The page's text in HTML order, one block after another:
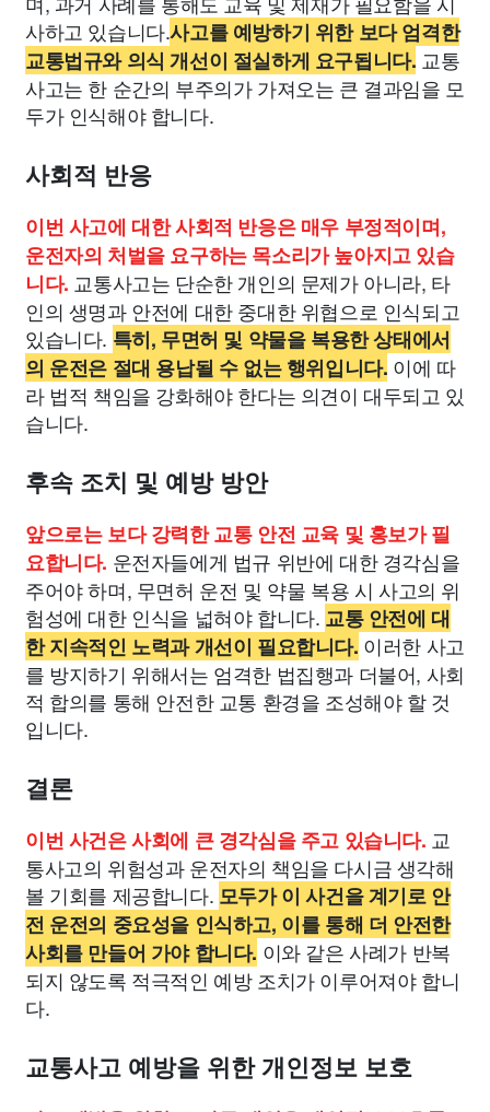
사하고 있습니다.사고를 예방하기 위한 보다 엄격한
교통법규와 의식 개선이 절실하게 요구됩니다. 교통
사고는 한 순간의 부주의가 가져오는 큰 결과임을 모
두가 인식해야 합니다.
사회적 반응
이번 사고에 대한 사회적 반응은 매우 부정적이며,
운전자의 처벌을 요구하는 목소리가 높아지고 있습
니다. 교통사고는 단순한 개인의 문제가 아니라, 타
인의 생명과 안전에 대한 중대한 위협으로 인식되고
있습니다. 특히, 무면허 및 약물을 복용한 상태에서
의 운전은 절대 용납될 수 없는 행위입니다. 이에 따
라 법적 책임을 강화해야 한다는 의견이 대두되고 있
습니다.
후속 조치 및 예방 방안
앞으로는 보다 강력한 교통 안전 교육 및 홍보가 필
요합니다. 운전자들에게 법규 위반에 대한 경각심을
주어야 하며, 무면허 운전 및 약물 복용 시 사고의 위
험성에 대한 인식을 넓혀야 합니다. 교통 안전에 대
한 지속적인 노력과 개선이 필요합니다. 이러한 사고
를 방지하기 위해서는 엄격한 법집행과 더불어, 사회
적 합의를 통해 안전한 교통 환경을 조성해야 할 것
입니다.
결론
이번 사건은 사회에 큰 경각심을 주고 있습니다. 교
통사고의 위험성과 운전자의 책임을 다시금 생각해
볼 기회를 제공합니다. 모두가 이 사건을 계기로 안
전 운전의 중요성을 인식하고, 이를 통해 더 안전한
사회를 만들어 가야 합니다. 이와 같은 사례가 반복
되지 않도록 적극적인 예방 조치가 이루어져야 합니
다.
교통사고 예방을 위한 개인정보 보호